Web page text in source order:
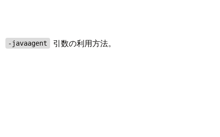
-javaagent 引数の利用方法。